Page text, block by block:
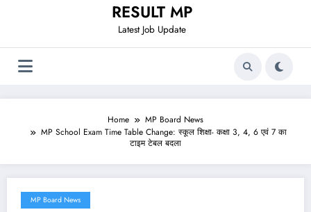
RESULT MP
Latest Job Update
Home
MP Board News
MP School Exam Time Table Change: स्कूल शिक्षा- कक्षा 3, 4, 6 एवं 7 का
टाइम टेबल बदला
MP Board News